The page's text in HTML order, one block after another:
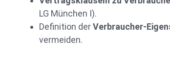
LG München I).
Definition derVerbraucher-
vermeiden.